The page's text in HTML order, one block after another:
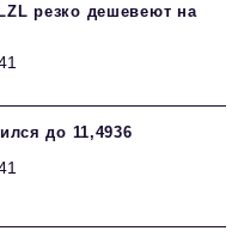
резко дешевеют на
до 11,4936